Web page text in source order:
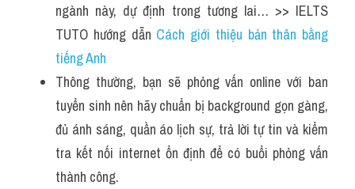
ngành này, dự định trong tương lai… >> IELTS
TUTO hướng dẫn Cách giới thiệu bản thân bằng
tiếng Anh
Thông thường, bạn sẽ phỏng vấn online với ban
tuyển sinh nên hãy chuẩn bị background gọn gàng,
đủ ánh sáng, quần áo lịch sự, trả lời tự tin và kiểm
tra kết nối internet ổn định để có buổi phỏng vấn
thành công.